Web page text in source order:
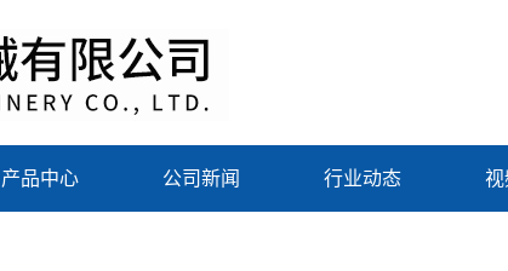
产品中心 公司新闻 行业动态 视